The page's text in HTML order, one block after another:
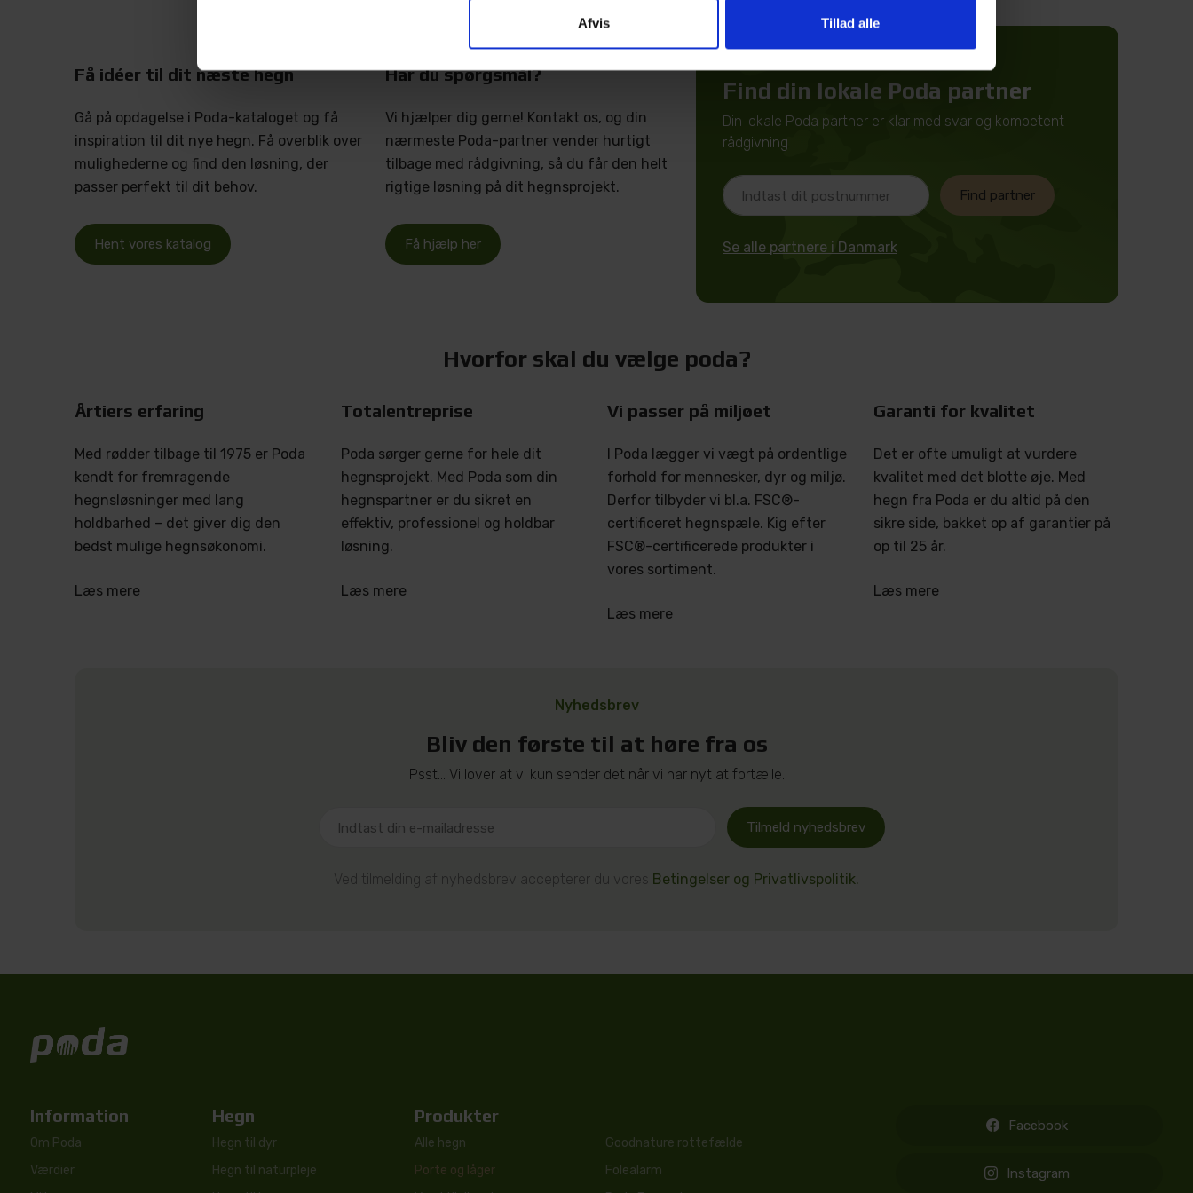
Afvis Tillad alle
Få idéer til dit næste hegn
Gå på opdagelse i Poda-kataloget og få
inspiration til dit nye hegn. Få overblik over
mulighederne og find den løsning, der
passer perfekt til dit behov.
Hent vores katalog
Har du spørgsmål?
Vi hjælper dig gerne! Kontakt os, og din
nærmeste Poda-partner vender hurtigt
tilbage med rådgivning, så du får den helt
rigtige løsning på dit hegnsprojekt.
Få hjælp her
Find din lokale Poda partner
Din lokale Poda partner er klar med svar og kompetent
rådgivning
Find partner
Se alle partnere i Danmark
Hvorfor skal du vælge poda?
Årtiers erfaring
Med rødder tilbage til 1975 er Poda
kendt for fremragende
hegnsløsninger med lang
holdbarhed – det giver dig den
bedst mulige hegnsøkonomi.
Læs mere
Totalentreprise
Poda sørger gerne for hele dit
hegnsprojekt. Med Poda som din
hegnspartner er du sikret en
effektiv, professionel og holdbar
løsning.
Læs mere
Vi passer på miljøet
I Poda lægger vi vægt på ordentlige
forhold for mennesker, dyr og miljø.
Derfor tilbyder vi bl.a. FSC®-
certificeret hegnspæle. Kig efter
FSC®-certificerede produkter i
vores sortiment.
Læs mere
Garanti for kvalitet
Det er ofte umuligt at vurdere
kvalitet med det blotte øje. Med
hegn fra Poda er du altid på den
sikre side, bakket op af garantier på
op til 25 år.
Læs mere
Nyhedsbrev
Bliv den første til at høre fra os
Psst... Vi lover at vi kun sender det når vi har nyt at fortælle.
Tilmeld nyhedsbrev
Ved tilmelding af nyhedsbrev accepterer du vores Betingelser og Privatlivspolitik.
Information
Om Poda
Værdier
Hegn
Hegn til dyr
Hegn til naturpleje
Produkter
Alle hegn
Porte og låger
Goodnature rottefælde
Folealarm
Facebook
Instagram